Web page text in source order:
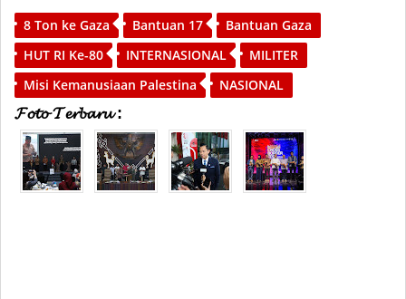
8 Ton ke Gaza Bantuan 17
Bantuan Gaza
HUT RI Ke-80
INTERNASIONAL
MILITER
Misi Kemanusiaan Palestina
NASIONAL
𝓕𝓸𝓽𝓸 𝓣𝓮𝓻𝓫𝓪𝓻𝓾 :